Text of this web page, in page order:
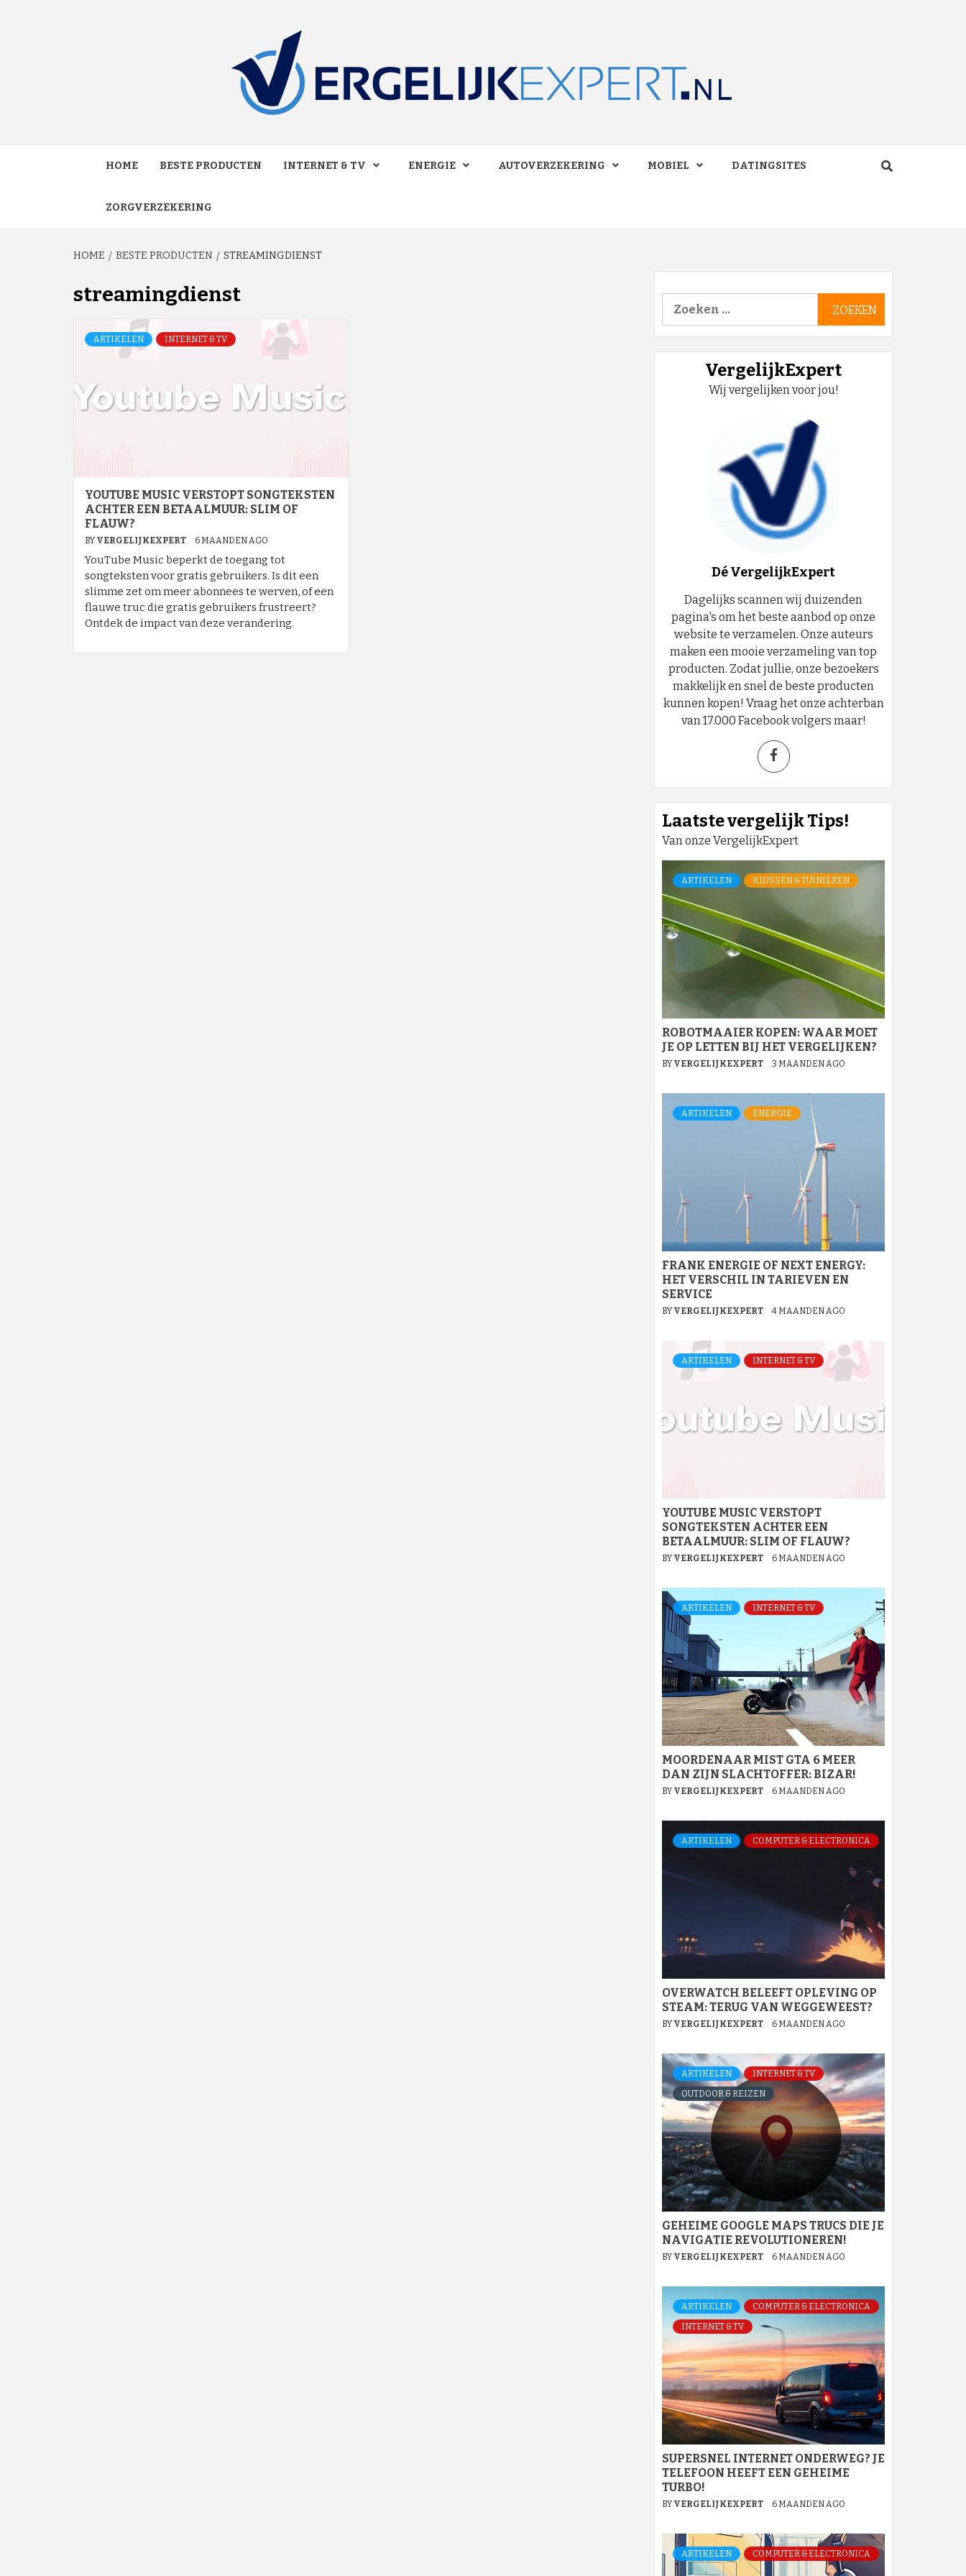
VERGELIJKEXPERT.NL
HOME BESTE PRODUCTEN INTERNET & TV ENERGIE AUTOVERZEKERING MOBIEL DATINGSITES
ZORGVERZEKERING
HOME BESTE PRODUCTEN STREAMINGDIENST
streamingdienst
ARTIKELEN INTERNET & TV
YOUTUBE MUSIC VERSTOPT SONGTEKSTEN
ACHTER EEN BETAALMUUR: SLIM OF
FLAUW?
BY VERGELIJKEXPERT 6 MAANDEN AGO
YouTube Music beperkt de toegang tot
songteksten voor gratis gebruikers. Is dit een
slimme zet om meer abonnees te werven, of een
flauwe truc die gratis gebruikers frustreert?
Ontdek de impact van deze verandering.
Zoeken
naar:
VergelijkExpert
Wij vergelijken voor jou!
Dé VergelijkExpert
Dagelijks scannen wij duizenden
pagina's om het beste aanbod op onze
website te verzamelen. Onze auteurs
maken een mooie verzameling van top
producten. Zodat jullie, onze bezoekers
makkelijk en snel de beste producten
kunnen kopen! Vraag het onze achterban
van 17.000 Facebook volgers maar!
Laatste vergelijk Tips!
Van onze VergelijkExpert
ARTIKELEN KLUSSEN & TUINIEREN
ROBOTMAAIER KOPEN: WAAR MOET
JE OP LETTEN BIJ HET VERGELIJKEN?
BY VERGELIJKEXPERT 3 MAANDEN AGO
ARTIKELEN ENERGIE
FRANK ENERGIE OF NEXT ENERGY:
HET VERSCHIL IN TARIEVEN EN
SERVICE
BY VERGELIJKEXPERT 4 MAANDEN AGO
ARTIKELEN INTERNET & TV
YOUTUBE MUSIC VERSTOPT
SONGTEKSTEN ACHTER EEN
BETAALMUUR: SLIM OF FLAUW?
BY VERGELIJKEXPERT 6 MAANDEN AGO
ARTIKELEN INTERNET & TV
MOORDENAAR MIST GTA 6 MEER
DAN ZIJN SLACHTOFFER: BIZAR!
BY VERGELIJKEXPERT 6 MAANDEN AGO
ARTIKELEN COMPUTER & ELECTRONICA
OVERWATCH BELEEFT OPLEVING OP
STEAM: TERUG VAN WEGGEWEEST?
BY VERGELIJKEXPERT 6 MAANDEN AGO
ARTIKELEN
INTERNET & TV
OUTDOOR & REIZEN
GEHEIME GOOGLE MAPS TRUCS DIE JE
NAVIGATIE REVOLUTIONEREN!
BY VERGELIJKEXPERT 6 MAANDEN AGO
ARTIKELEN
COMPUTER & ELECTRONICA
INTERNET & TV
SUPERSNEL INTERNET ONDERWEG? JE
TELEFOON HEEFT EEN GEHEIME
TURBO!
BY VERGELIJKEXPERT 6 MAANDEN AGO
ARTIKELEN COMPUTER & ELECTRONICA